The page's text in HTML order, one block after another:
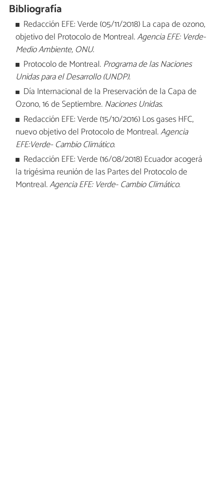
Bibliografía
Redacción EFE: Verde (05/11/2018) La capa de ozono,
objetivo del Protocolo de Montreal.Agencia EFE: Verde-
Medio Ambiente, ONU.
Protocolo de Montreal. Programa de las Naciones
Unidas para el Desarrollo (UNDP).
Día Internacional de la Preservación de la Capa de
Ozono, 16 de Septiembre. Naciones Unidas.
Redacción EFE: Verde (15/10/2016) Los gases HFC,
nuevo objetivo del Protocolo de Montreal.Agencia
EFE:Verde- Cambio Climático.
Redacción EFE: Verde (16/08/2018) Ecuador acogerá
la trigésima reunión de las Partes del Protocolo de
Montreal.Agencia EFE: Verde- Cambio Climático.